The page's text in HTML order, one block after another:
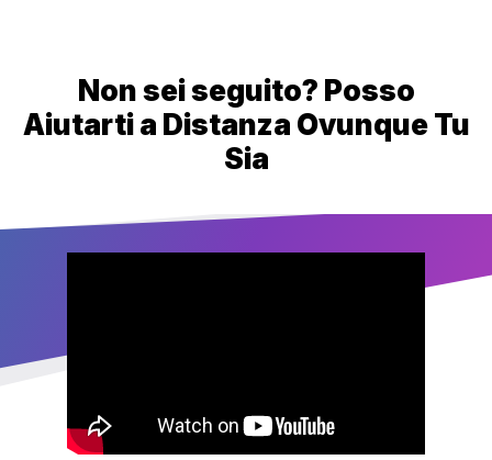
Non sei seguito? Posso
Aiutarti a Distanza Ovunque Tu
Sia